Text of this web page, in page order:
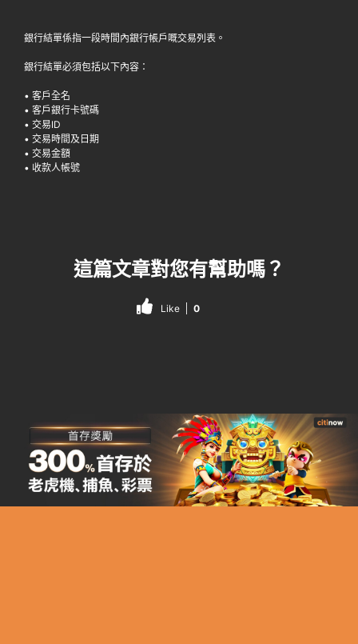
銀行結單係指一段時間內銀行帳戶嘅交易列表。
銀行結單必須包括以下內容：
• 客戶全名
• 客戶銀行卡號碼
• 交易ID
• 交易時間及日期
• 交易金額
• 收款人帳號
這篇文章對您有幫助嗎？
Like 0